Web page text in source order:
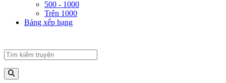
500 - 1000
Trên 1000
Bảng xếp hạng